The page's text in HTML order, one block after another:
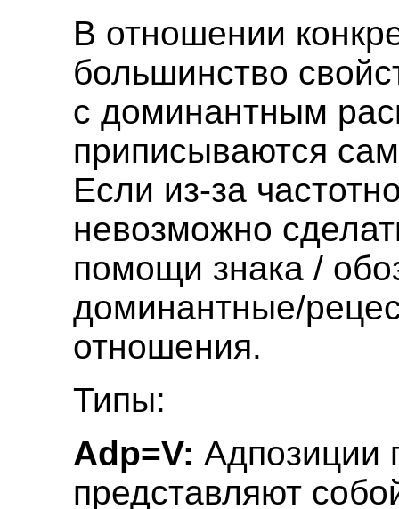
В отношении
большинство
с доминантным
приписываются
Если из-за
невозможно
помощи знака /
доминантные/
отношения.
Типы:
Adp=V: Адпозиции
представляют